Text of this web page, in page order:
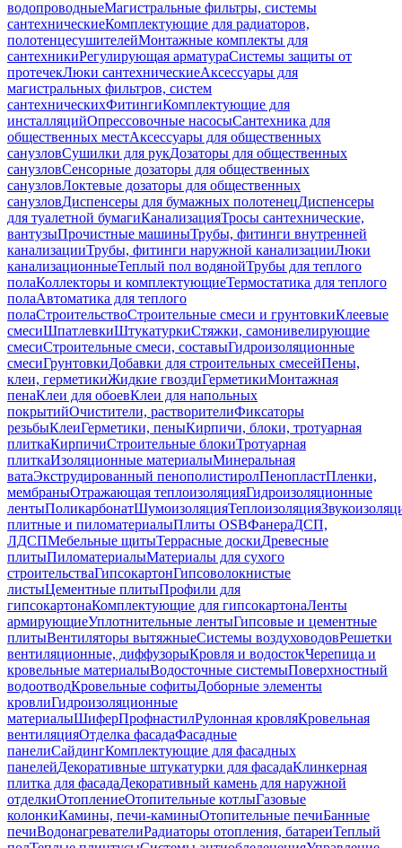
водопроводныеМагистральные фильтры, системы
сантехническиеКомплектующие для радиаторов,
полотенцесушителейМонтажные комплекты для
сантехникиРегулирующая арматураСистемы защиты от
протечекЛюки сантехническиеАксессуары для
магистральных фильтров, систем
сантехническихФитингиКомплектующие для
инсталляцийОпрессовочные насосыСантехника для
общественных местАксессуары для общественных
санузловСушилки для рукДозаторы для общественных
санузловСенсорные дозаторы для общественных
санузловЛоктевые дозаторы для общественных
санузловДиспенсеры для бумажных полотенецДиспенсеры
для туалетной бумагиКанализацияТросы сантехнические,
вантузыПрочистные машиныТрубы, фитинги внутренней
канализацииТрубы, фитинги наружной канализацииЛюки
канализационныеТеплый пол водянойТрубы для теплого
полаКоллекторы и комплектующиеТермостатика для теплого
полаАвтоматика для теплого
полаСтроительствоСтроительные смеси и грунтовкиКлеевые
смесиШпатлевкиШтукатуркиСтяжки, самонивелирующие
смесиСтроительные смеси, составыГидроизоляционные
смесиГрунтовкиДобавки для строительных смесейПены,
клеи, герметикиЖидкие гвоздиГерметикиМонтажная
пенаКлеи для обоевКлеи для напольных
покрытийОчистители, растворителиФиксаторы
резьбыКлеиГерметики, пеныКирпичи, блоки, тротуарная
плиткаКирпичиСтроительные блокиТротуарная
плиткаИзоляционные материалыМинеральная
ватаЭкструдированный пенополистиролПенопластПленки,
мембраныОтражающая теплоизоляцияГидроизоляционные
лентыПоликарбонатШумоизоляцияТеплоизоляция
плитные и пиломатериалыПлиты OSBФанераДСП,
ЛДСПМебельные щитыТеррасные доскиДревесные
плитыПиломатериалыМатериалы для сухого
строительстваГипсокартонГипсоволокнистые
листыЦементные плитыПрофили для
гипсокартонаКомплектующие для гипсокартонаЛенты
армирующиеУплотнительные лентыГипсовые и цементные
плитыВентиляторы вытяжныеСистемы воздуховодовРешетки
вентиляционные, диффузорыКровля и водостокЧерепица и
кровельные материалыВодосточные системыПоверхностный
водоотводКровельные софитыДоборные элементы
кровлиГидроизоляционные
материалыШиферПрофнастилРулонная кровляКровельная
вентиляцияОтделка фасадаФасадные
панелиСайдингКомплектующие для фасадных
панелейДекоративные штукатурки для фасадаКлинкерная
плитка для фасадаДекоративный камень для наружной
отделкиОтоплениеОтопительные котлыГазовые
колонкиКамины, печи-каминыОтопительные печиБанные
печиВодонагревателиРадиаторы отопления, батареиТеплый